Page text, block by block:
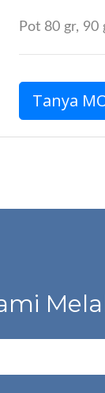
Pot 80 gr, 90
Tanya